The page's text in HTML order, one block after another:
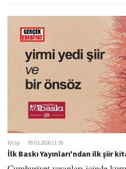
Kitap 09.03.2026 11:36
İlk Baskı Yayınları'ndan ilk şiir